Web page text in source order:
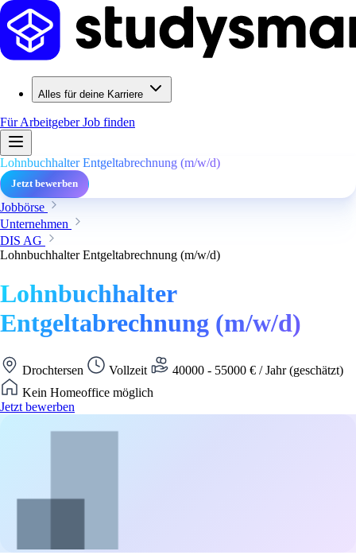
Alles für deine Karriere
Für ArbeitgeberJob finden
Lohnbuchhalter Entgeltabrechnung (m/w/d)
Jetzt bewerben
Jobbörse
Unternehmen
DIS AG
Lohnbuchhalter Entgeltabrechnung (m/w/d)
Lohnbuchhalter
Entgeltabrechnung (m/w/d)
Drochtersen Vollzeit
40000 - 55000 € / Jahr (geschätzt)
Kein Homeoffice möglich
Jetzt bewerben